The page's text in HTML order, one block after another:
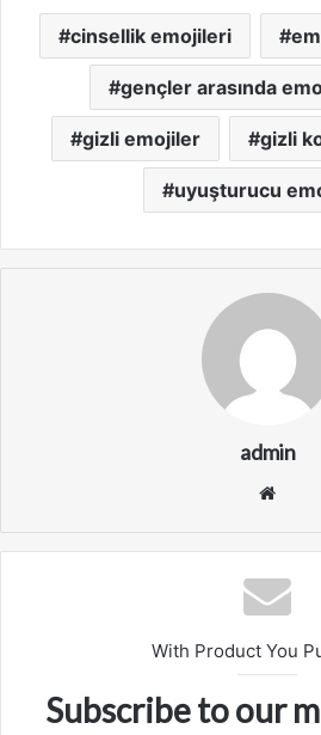
cinsellik emojileri
gençler arasında
gizli emojiler gizli
uyuşturucu
admin
sit
esi
With Product You
Subscribe to our